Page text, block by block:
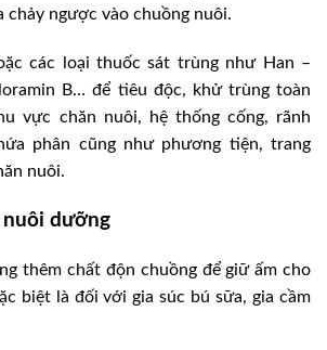
chảy ngược vào chuồng nuôi.
các loại thuốc sát trùng như Han –
B… để tiêu độc, khử trùng toàn
vực chăn nuôi, hệ thống cống, rãnh
phân cũng như phương tiện, trang
nuôi.
nuôi dưỡng
thêm chất độn chuồng để giữ ấm cho
biệt là đối với gia súc bú sữa, gia cầm